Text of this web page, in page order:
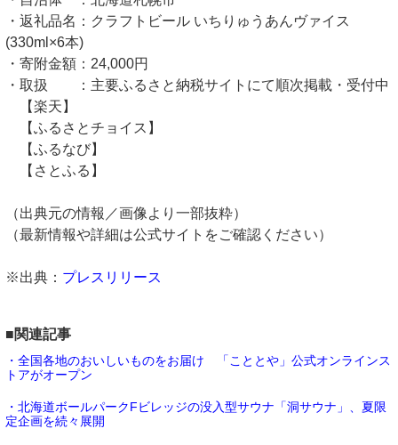
・返礼品名：クラフトビール いちりゅうあんヴァイス
(330ml×6本)
・寄附金額：24,000円
・取扱 ：主要ふるさと納税サイトにて順次掲載・受付中
【楽天】
【ふるさとチョイス】
【ふるなび】
【さとふる】
（出典元の情報／画像より一部抜粋）
（最新情報や詳細は公式サイトをご確認ください）
※出典： プレスリリース
■関連記事
・全国各地のおいしいものをお届け 「こととや」公式オンラインス
トアがオープン
・北海道ボールパークFビレッジの没入型サウナ「洞サウナ」、夏限
定企画を続々展開